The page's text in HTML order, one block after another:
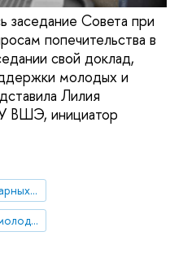
заседание Совета при
попечительства в
свой доклад,
молодых и
Лилия
ВШЭ, инициатор
НЦМУ "Центр междисциплинарных исследований человеческого потенциала"
репродуктивное поведение молодежи